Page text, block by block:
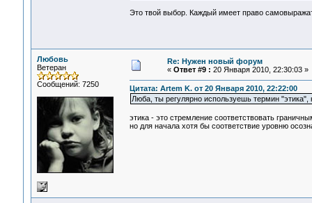
Это твой выбор. Каждый имеет право
Любовь
Ветеран
Сообщений: 7250
Re: Нужен новый форум
« Ответ #9 : 20 Января 2010, 22:30:03 »
Цитата: Artem K. от 20 Января 2010, 22:22:00
Люба, ты регулярно используешь термин
этика - это стремление соответствовать
но для начала хотя бы соответствие уровню